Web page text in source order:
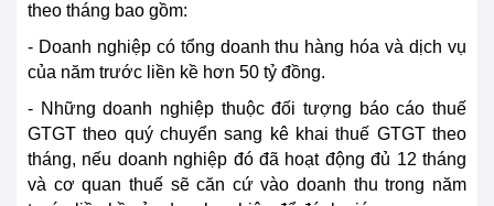
theo tháng bao gồm:
- Doanh nghiệp có tổng doanh thu hàng hóa và dịch vụ
của năm trước liền kề hơn 50 tỷ đồng.
- Những doanh nghiệp thuộc đối tượng báo cáo thuế
GTGT theo quý chuyển sang kê khai thuế GTGT theo
tháng, nếu doanh nghiệp đó đã hoạt động đủ 12 tháng
và cơ quan thuế sẽ căn cứ vào doanh thu trong năm